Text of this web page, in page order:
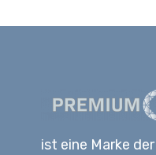
ist eine Marke der